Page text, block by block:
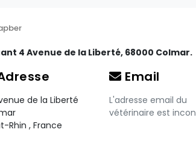
4 Avenue de la Liberté, 68000 Colmar.
de la Liberté
Rhin , France
Email
L'adresse email du
vétérinaire est